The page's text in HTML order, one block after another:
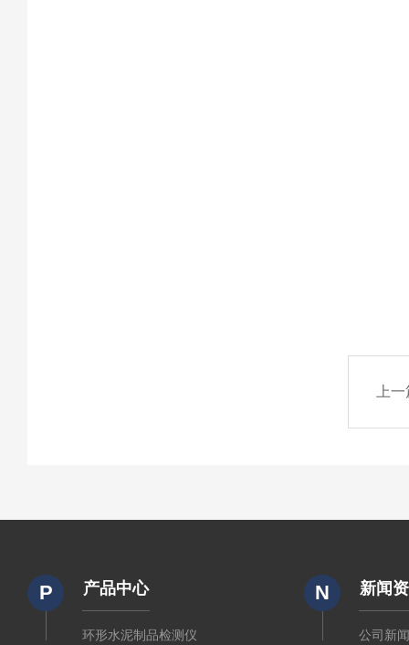
上
P 产品中心
环形水泥制品检测仪
N 新闻
公司新